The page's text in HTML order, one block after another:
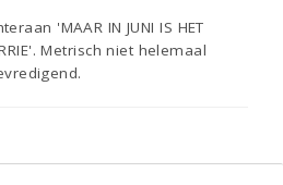
'MAAR IN JUNI IS HET
Metrisch niet helemaal